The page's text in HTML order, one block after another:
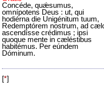
Concéde, quǽsumus,
omnípotens Deus : ut, qui
hodiérna die Unigénitum tuum,
Redemptórem nostrum, ad
ascendísse crédimus ; ipsi
quoque mente in cæléstibus
habitémus. Per eúndem
Dóminum.
[*]